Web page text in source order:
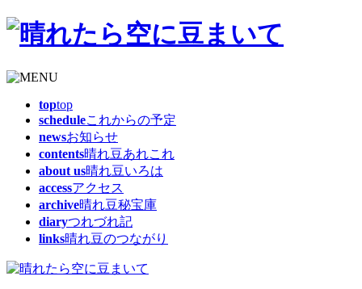
toptop
scheduleこれからの予定
newsお知らせ
contents晴れ豆あれこれ
about us晴れ豆いろは
accessアクセス
archive晴れ豆秘宝庫
diaryつれづれ記
links晴れ豆のつながり